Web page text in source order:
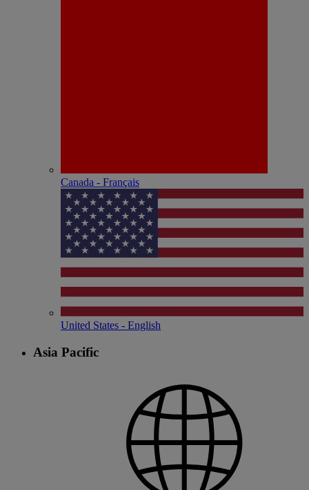
Canada - Français
United States - English
Asia Pacific